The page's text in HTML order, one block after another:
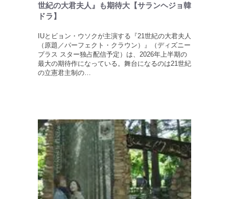
世紀の大君夫人』も期待大【サランヘジョ韓
ドラ】
IUとビョン・ウソクが主演する『21世紀の大君夫人
（原題／パーフェクト・クラウン）』（ディズニー
プラス スター独占配信予定）は、2026年上半期の
最大の期待作になっている。舞台になるのは21世紀
の立憲君主制の…